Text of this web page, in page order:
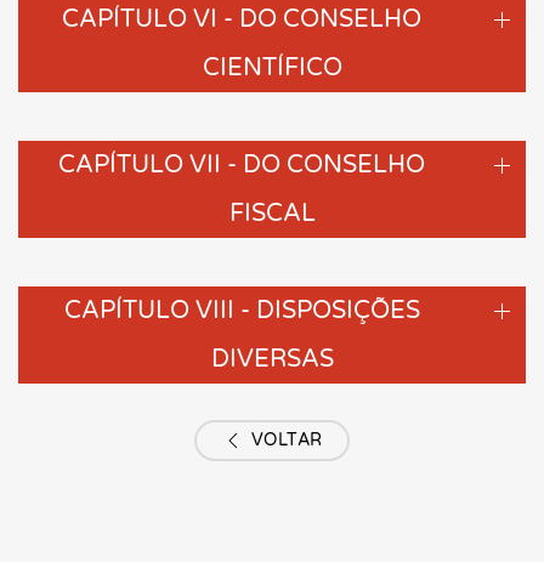
CAPÍTULO VI - DO CONSELHO
CIENTÍFICO
CAPÍTULO VII - DO CONSELHO
FISCAL
CAPÍTULO VIII - DISPOSIÇÕES
DIVERSAS
VOLTAR